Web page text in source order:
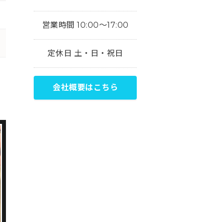
営業時間 10:00～17:00
定休日 土・日・祝日
会社概要はこちら